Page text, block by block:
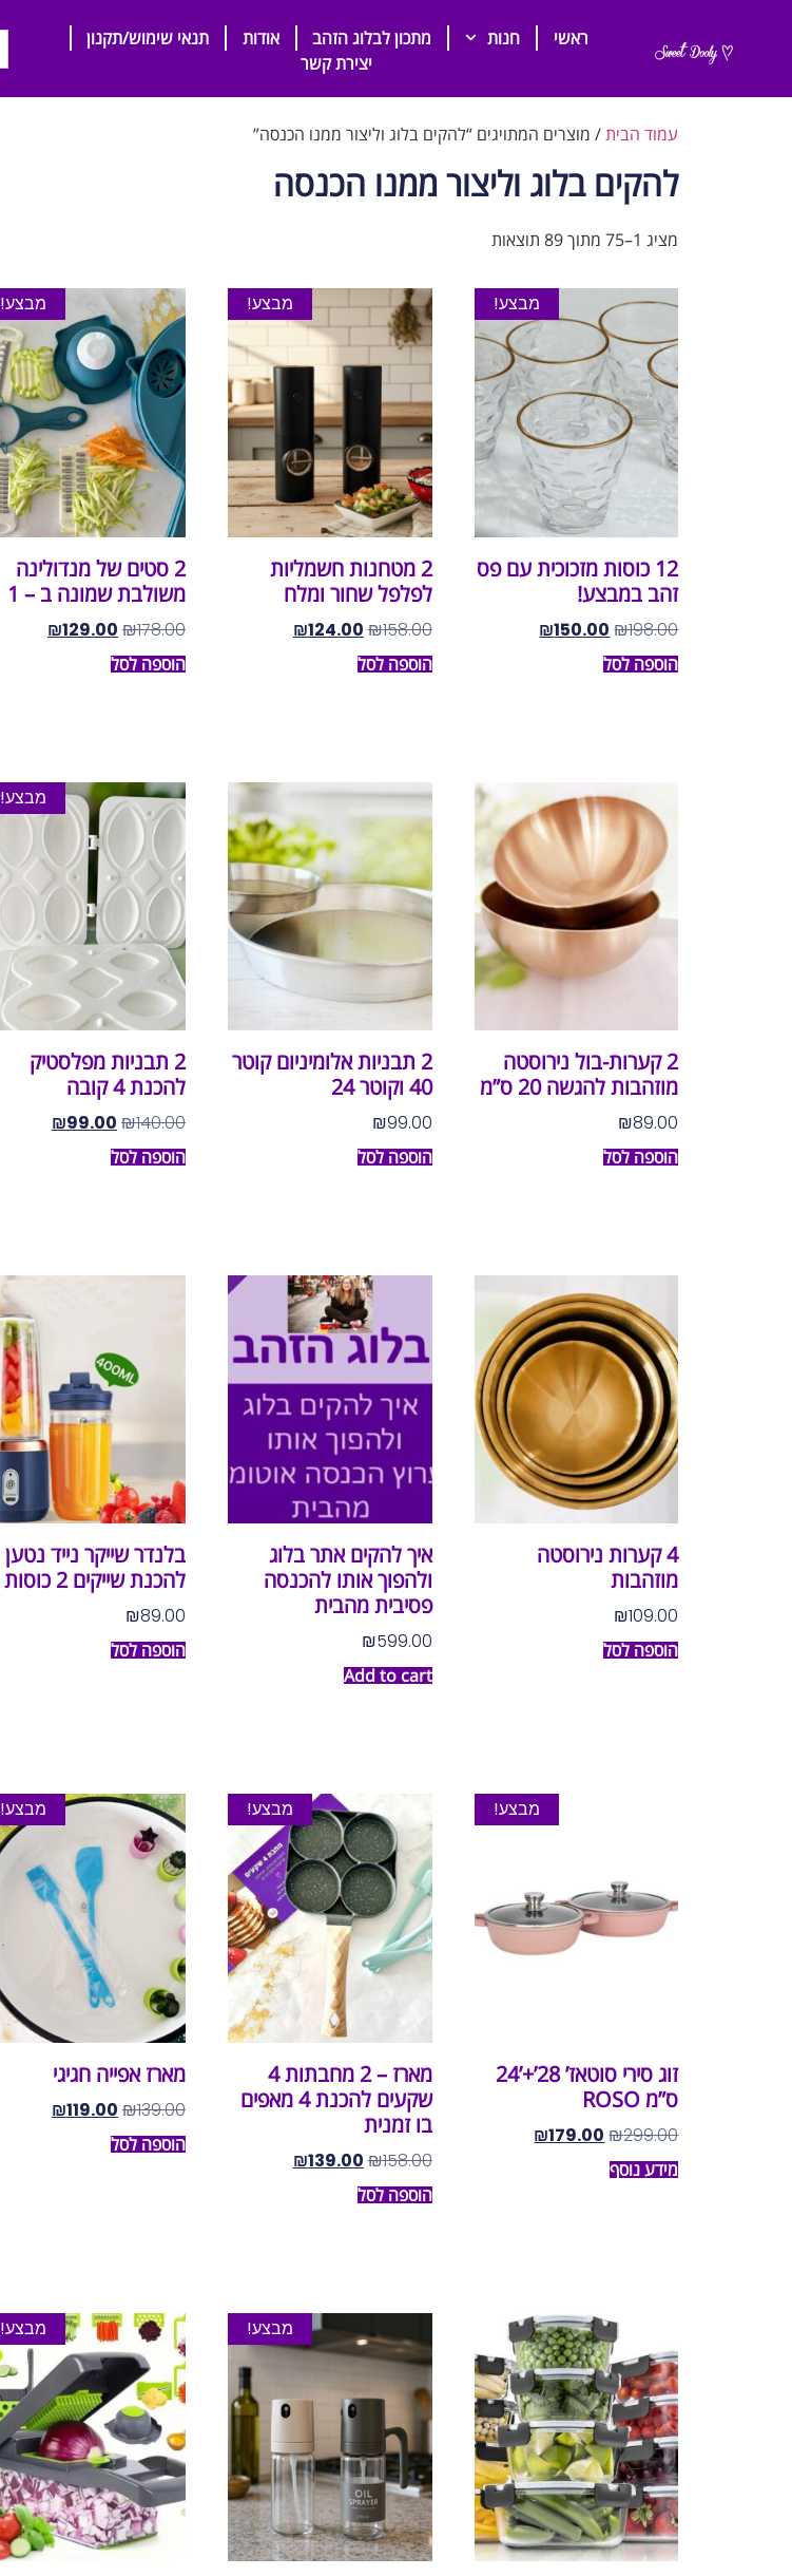
ראשי חנות מתכון לבלוג הזהב אודות
תנאי שימוש/תקנון
יצירת קשר
עמוד הבית/ מוצרים המתויגים “להקים בלוג וליצור ממנו הכנסה”
להקים בלוג וליצור ממנו הכנסה
מציג 1–75 מתוך 89 תוצאות
מבצע!
12 כוסות מזכוכית עם פס
זהב במבצע!
₪198.00
₪150.00
הוספה לסל
מבצע!
2 מטחנות חשמליות
לפלפל שחור ומלח
₪158.00
₪124.00
הוספה לסל
מבצע!
2 סטים של מנדולינה
משולבת שמונה ב – 1
₪178.00
₪129.00
הוספה לסל
2 קערות-בול נירוסטה
מוזהבות להגשה 20 ס”מ
₪89.00
הוספה לסל
2 תבניות אלומיניום קוטר
40 וקוטר 24
₪99.00
הוספה לסל
מבצע!
2 תבניות מפלסטיק
להכנת 4 קובה
₪140.00
₪99.00
הוספה לסל
4 קערות נירוסטה
מוזהבות
₪109.00
הוספה לסל
איך להקים אתר בלוג
ולהפוך אותו להכנסה
פסיבית מהבית
₪599.00
Add to cart
בלנדר שייקר נייד נטען
להכנת שייקים 2 כוסות
₪89.00
הוספה לסל
מבצע!
זוג סירי סוטאז’ 28’+’24
ס”מ ROSO
₪299.00
₪179.00
מידע נוסף
מבצע!
מארז – 2 מחבתות 4
שקעים להכנת 4 מאפים
בו זמנית
₪158.00
₪139.00
הוספה לסל
מבצע!
מארז אפייה חגיגי
₪139.00
₪119.00
הוספה לסל
מבצע! מבצע!